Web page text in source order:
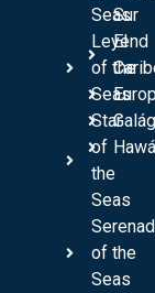
Seas
Leyend
of the
Seas
Star
of
the
Seas
of the
Seas
Sur
El